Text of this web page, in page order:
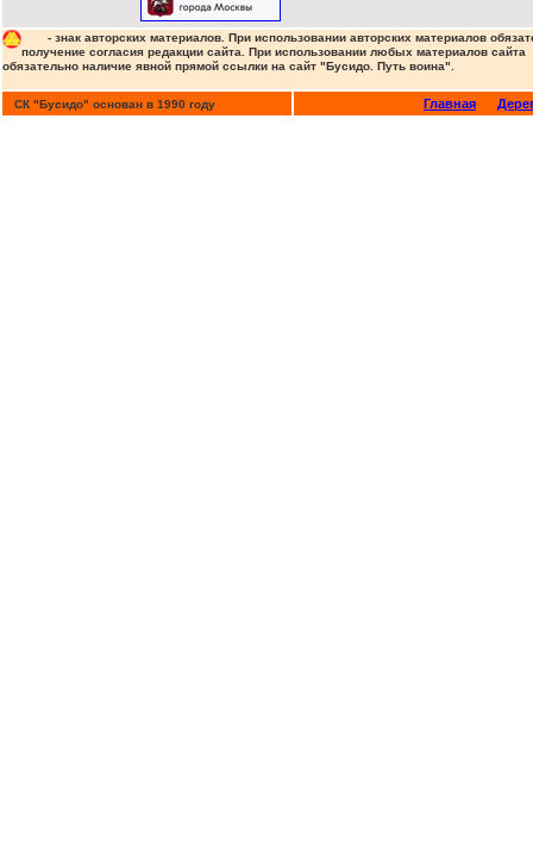
- знак авторских материалов. При использовании авторских материалов
получение согласия редакции сайта. При использовании любых материалов сайта
обязательно наличие явной прямой ссылки на сайт "Бусидо. Путь воина".
СК "Бусидо" основан в 1990 году Главная